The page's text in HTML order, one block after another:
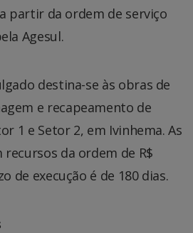
partir da ordem de serviço
Agesul.
destina-se às obras de
e recapeamento de
1 e Setor 2, em Ivinhema. As
da ordem de R$
de execução é de 180 dias.